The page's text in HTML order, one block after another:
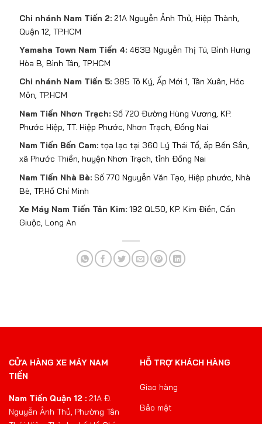
Chi nhánh Nam Tiến 2: 21A Nguyễn Ảnh Thủ, Hiệp Thành,
Quận 12, TP.HCM
Yamaha Town Nam Tiến 4: 463B Nguyễn Thị Tú, Bình Hưng
Hòa B, Bình Tân, TP.HCM
Chi nhánh Nam Tiến 5: 385 Tô Ký, Ấp Mới 1, Tân Xuân, Hóc
Môn, TP.HCM
Nam Tiến Nhơn Trạch: Số 720 Đường Hùng Vương, KP.
Phước Hiệp, TT. Hiệp Phước, Nhơn Trạch, Đồng Nai
Nam Tiến Bến Cam: tọa lạc tại 360 Lý Thái Tổ, ấp Bến Sắn,
xã Phước Thiền, huyện Nhơn Trạch, tỉnh Đồng Nai
Nam Tiến Nhà Bè: Số 770 Nguyễn Văn Tạo, Hiệp phước, Nhà
Bè, TP.Hồ Chí Minh
Xe Máy Nam Tiến Tân Kim: 192 QL50, KP. Kim Điền, Cần
Giuộc, Long An
CỬA HÀNG XE MÁY NAM
TIẾN
Nam Tiến Quận 12 : 21A Đ.
Nguyễn Ảnh Thủ, Phường Tân
HỖ TRỢ KHÁCH HÀNG
Giao hàng
Bảo mật